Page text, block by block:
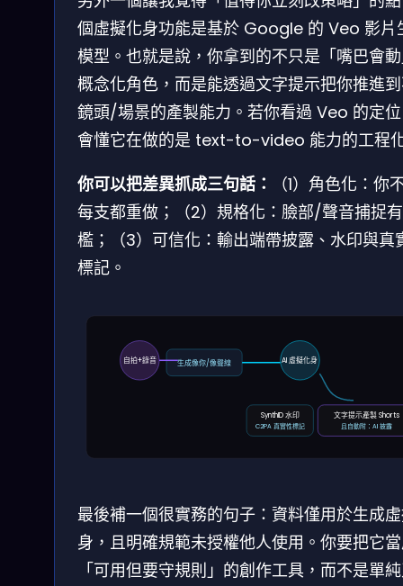
個虛擬化身功能是基於 Google 的 Veo 影片
模型。也就是說，你拿到的不只是「嘴巴會
概念化角色，而是能透過文字提示把你推進
鏡頭/場景的產製能力。若你看過 Veo 的定
會懂它在做的是 text-to-video 能力的工程
你可以把差異抓成三句話：
（1）角色化：你
每支都重做；（2）規格化：臉部/聲音捕捉
檻；（3）可信化：輸出端帶披露、水印與真
標記。
自拍+錄音 生成像你/像聲線 AI 虛擬化身
文字提示產製 Shorts
且自動附：AI 披露
SynthID 水印
C2PA 真實性標記
最後補一個很實務的句子：資料僅用於生成
身，且明確規範未授權他人使用。你要把它
「可用但要守規則」的創作工具，而不是單